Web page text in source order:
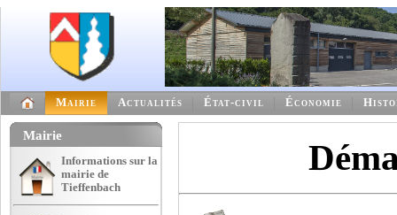
Mairie Actualités État-civil Économie
Mairie
Informations sur la
mairie de
Tieffenbach